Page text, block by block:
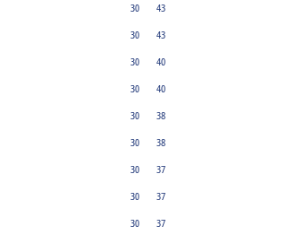
30
43
30
43
30
40
30
40
30
38
30
38
30
37
30
37
30
37